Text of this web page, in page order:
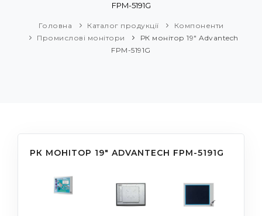
FPM-5191G
Головна Каталог продукції
Компоненти
Промислові монітори
РК монітор 19" Advantech
FPM-5191G
РК МОНІТОР 19" ADVANTECH FPM-5191G